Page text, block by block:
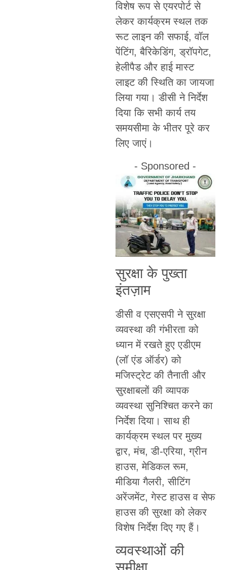
विशेष रूप से एयरपोर्ट से
लेकर कार्यक्रम स्थल तक
रूट लाइन की सफाई, वॉल
पेंटिंग, बैरिकेडिंग, ड्रॉपगेट,
हेलीपैड और हाई मास्ट
लाइट की स्थिति का जायजा
लिया गया। डीसी ने निर्देश
दिया कि सभी कार्य तय
समयसीमा के भीतर पूरे कर
लिए जाएं।
- Sponsored -
सुरक्षा के पुख्ता
इंतज़ाम
डीसी व एसएसपी ने सुरक्षा
व्यवस्था की गंभीरता को
ध्यान में रखते हुए एडीएम
(लॉ एंड ऑर्डर) को
मजिस्ट्रेट की तैनाती और
सुरक्षाबलों की व्यापक
व्यवस्था सुनिश्चित करने का
निर्देश दिया। साथ ही
कार्यक्रम स्थल पर मुख्य
द्वार, मंच, डी-एरिया, ग्रीन
हाउस, मेडिकल रूम,
मीडिया गैलरी, सीटिंग
अरेंजमेंट, गेस्ट हाउस व सेफ
हाउस की सुरक्षा को लेकर
विशेष निर्देश दिए गए हैं।
व्यवस्थाओं की